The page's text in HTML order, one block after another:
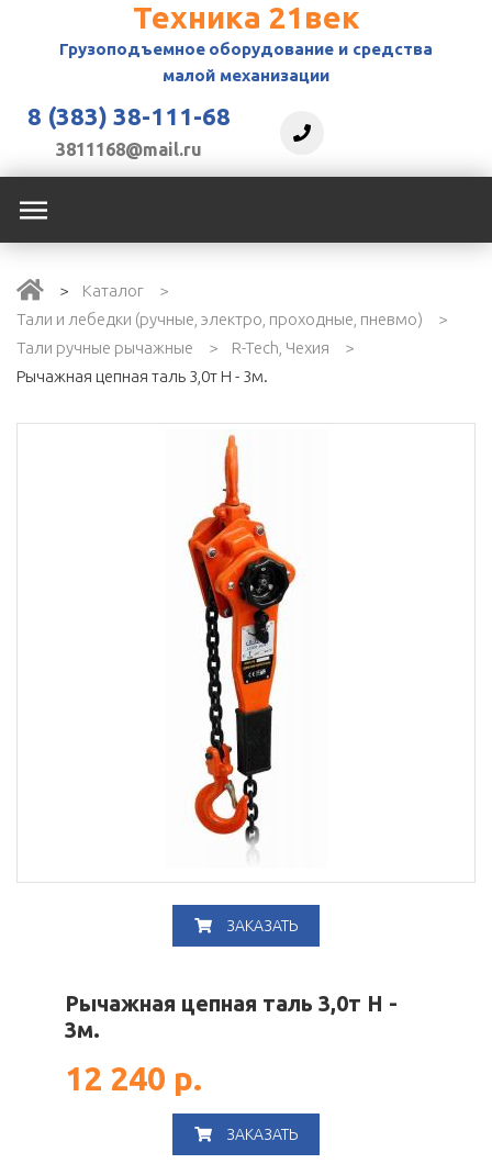
Техника 21век
Грузоподъемное оборудование и средства
малой механизации
8 (383) 38-111-68
3811168@mail.ru
Каталог
Тали и лебедки (ручные, электро, проходные, пневмо)
Тали ручные рычажные
R-Tech, Чехия
Рычажная цепная таль 3,0т Н - 3м.
ЗАКАЗАТЬ
Рычажная цепная таль 3,0т Н -
3м.
12 240 р.
ЗАКАЗАТЬ